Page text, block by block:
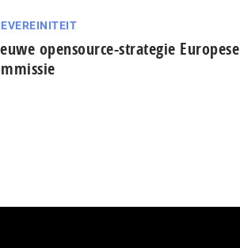
opensource-strategie Europese